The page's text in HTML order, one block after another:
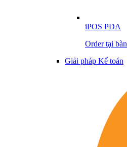
iPOS PDA
Order tại bàn
Giải pháp Kế toán